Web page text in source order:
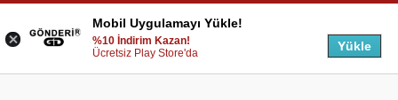
Mobil Uygulamayı Yükle!
%10 İndirim Kazan!
Ücretsiz Play Store'da
Yükle